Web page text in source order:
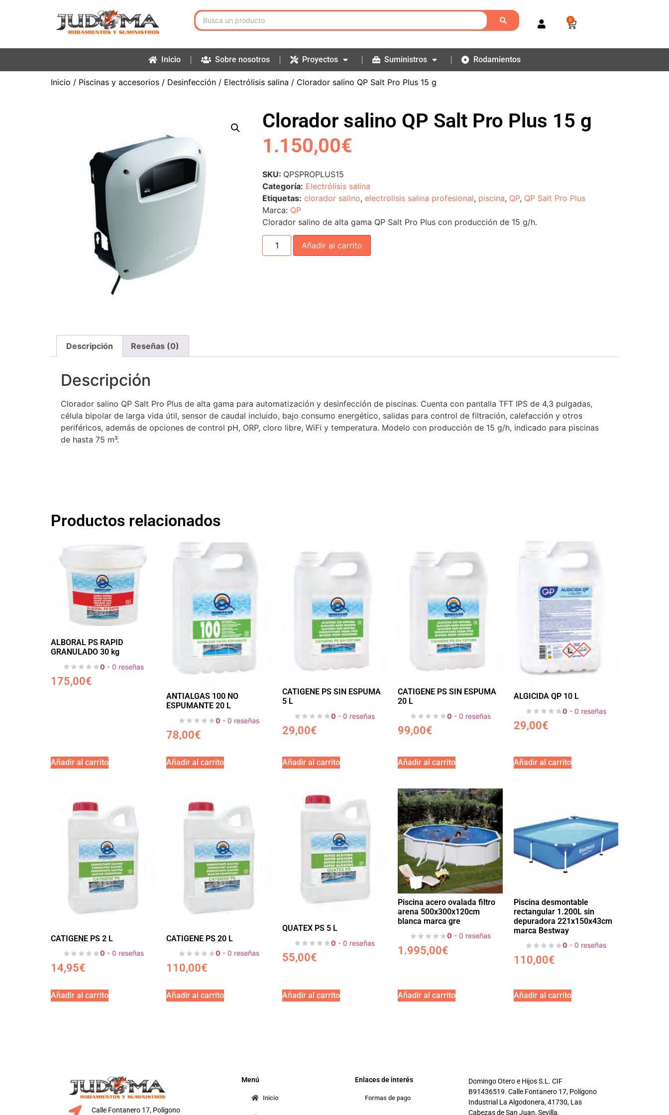
0
Inicio Sobre nosotros Proyectos Suministros Rodamientos
Inicio / Piscinas y accesorios / Desinfección / Electrólisis salina / Clorador salino QP Salt Pro Plus 15 g
Clorador salino QP Salt Pro Plus 15 g
1.150,00€
SKU: QPSPROPLUS15
Categoría: Electrólisis salina
Etiquetas: clorador salino,electrolisis salina profesional, piscina, QP, QP Salt Pro Plus
Marca: QP
Clorador salino de alta gama QP Salt Pro Plus con producción de 15 g/h.
Añadir al carrito
Descripción Reseñas (0)
Descripción
Clorador salino QP Salt Pro Plus de alta gama para automatización y desinfección de piscinas. Cuenta con pantalla TFT IPS de 4,3 pulgadas,
célula bipolar de larga vida útil, sensor de caudal incluido, bajo consumo energético, salidas para control de filtración, calefacción y otros
periféricos, además de opciones de control pH, ORP, cloro libre, WiFi y temperatura. Modelo con producción de 15 g/h, indicado para piscinas
de hasta 75 m³.
Productos relacionados
ALBORAL PS RAPID
GRANULADO 30 kg
0 - 0 reseñas
175,00€
Añadir al carrito
ANTIALGAS 100 NO
ESPUMANTE 20 L
0 - 0 reseñas
78,00€
Añadir al carrito
CATIGENE PS SIN ESPUMA
5 L
0 - 0 reseñas
29,00€
Añadir al carrito
CATIGENE PS SIN ESPUMA
20 L
0 - 0 reseñas
99,00€
Añadir al carrito
ALGICIDA QP 10 L
0 - 0 reseñas
29,00€
Añadir al carrito
CATIGENE PS 2 L
0 - 0 reseñas
14,95€
Añadir al carrito
CATIGENE PS 20 L
0 - 0 reseñas
110,00€
Añadir al carrito
QUATEX PS 5 L
0 - 0 reseñas
55,00€
Añadir al carrito
Piscina acero ovalada filtro
arena 500x300x120cm
blanca marca gre
0 - 0 reseñas
1.995,00€
Añadir al carrito
Piscina desmontable
rectangular 1.200L sin
depuradora 221x150x43cm
marca Bestway
0 - 0 reseñas
110,00€
Añadir al carrito
Calle Fontanero 17, Polígono
Menú
Inicio
Enlaces de interés
Formas de pago
Domingo Otero e Hijos S.L. CIF
B91436519. Calle Fontanero 17, Polígono
Industrial La Algodonera, 41730, Las
Cabezas de San Juan, Sevilla.